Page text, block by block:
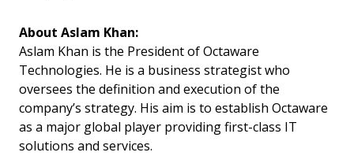
About Aslam Khan:
Aslam Khan is the President of Octaware
Technologies. He is a business strategist who
oversees the definition and execution of the
company’s strategy. His aim is to establish Octaware
as a major global player providing first-class IT
solutions and services.